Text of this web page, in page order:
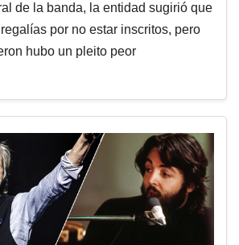
de la banda, la entidad sugirió que
por no estar inscritos, pero
hubo un pleito peor